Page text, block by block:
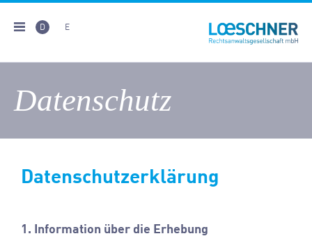
D E
Datenschutz
Datenschutzerklärung
1. Information über die Erhebung